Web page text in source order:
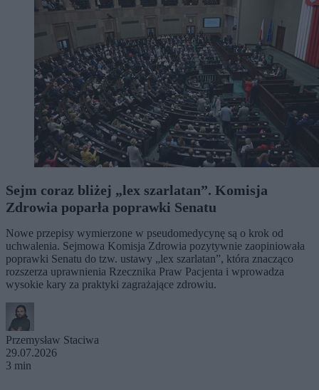
Sejm coraz bliżej „lex szarlatan”. Komisja
Zdrowia poparła poprawki Senatu
Nowe przepisy wymierzone w pseudomedycynę są o krok od
uchwalenia. Sejmowa Komisja Zdrowia pozytywnie zaopiniowała
poprawki Senatu do tzw. ustawy „lex szarlatan”, która znacząco
rozszerza uprawnienia Rzecznika Praw Pacjenta i wprowadza
wysokie kary za praktyki zagrażające zdrowiu.
Przemysław Staciwa
29.07.2026
3 min